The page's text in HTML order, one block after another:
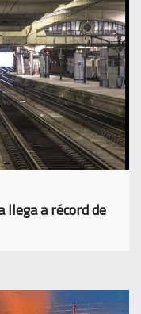
llega a récord de